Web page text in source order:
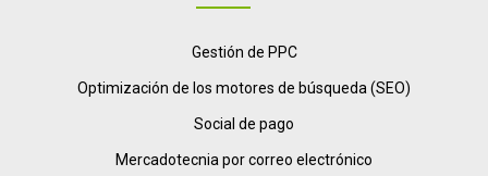
Gestión de PPC
Optimización de los motores de búsqueda (SEO)
Social de pago
Mercadotecnia por correo electrónico